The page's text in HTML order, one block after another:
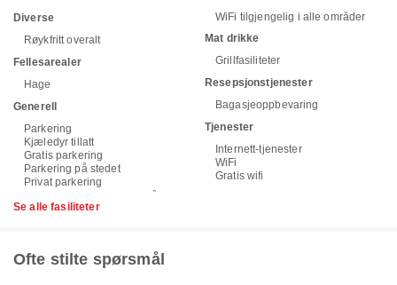
Diverse
Røykfritt overalt
Fellesarealer
Hage
Generell
Parkering
Kjæledyr tillatt
Gratis parkering
Parkering på stedet
Privat parkering
WiFi tilgjengelig i alle områder
Mat drikke
Grillfasiliteter
Resepsjonstjenester
Bagasjeoppbevaring
Tjenester
Internett-tjenester
WiFi
Gratis wifi
Se alle fasiliteter
Ofte stilte spørsmål